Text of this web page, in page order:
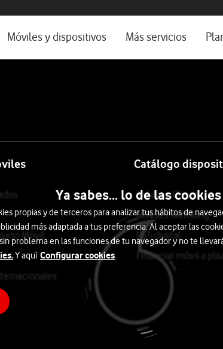
ayuda e idioma
Móviles y dispositivos Más servicios
Móvil
Catálogo
Móviles iPhone
Móviles Samsung
PS5 digital
Financiar móvil a
Ya sabes... lo de las cookies
propias y de terceros para analizar tus hábitos de
más adaptada a tus preferencia. Al aceptar las
problema en las funciones de tu navegador y no te
Y aquí Configurar cookies